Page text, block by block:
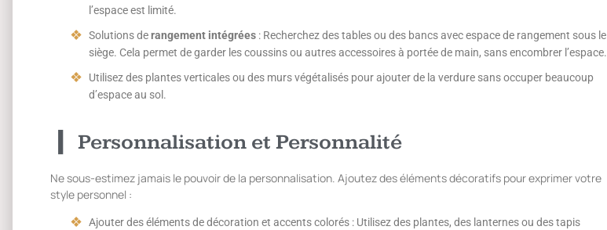
l’espace est limité.
Solutions derangement intégrées : Recherchez des tables ou des bancs avec espace de rangement sous le
siège. Cela permet de garder les coussins ou autres accessoires à portée de main, sans encombrer l’espace.
Utilisez des plantes verticales ou des murs végétalisés pour ajouter de la verdure sans occuper beaucoup
d’espace au sol.
Personnalisation et Personnalité
Ne sous-estimez jamais le pouvoir de la personnalisation. Ajoutez des éléments décoratifs pour exprimer votre
style personnel :
Ajouter des éléments de décoration et accents colorés : Utilisez des plantes, des lanternes ou des tapis